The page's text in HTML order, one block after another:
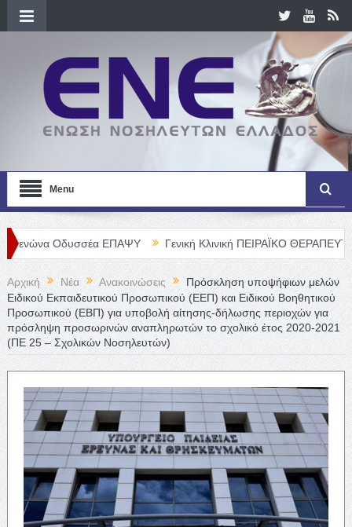
Menu
ΕΠΑΨΥ Γενική Κλινική ΠΕΙΡΑΪΚΟ ΘΕΡΑΠΕΥΤΗΡΙΟ Α. Ε.
Αρχική Νέα Ανακοινώσεις
Πρόσκληση υποψήφιων μελών
Ειδικού Εκπαιδευτικού Προσωπικού (ΕΕΠ) και Ειδικού Βοηθητικού
Προσωπικού (ΕΒΠ) για υποβολή αίτησης-δήλωσης περιοχών για
πρόσληψη προσωρινών αναπληρωτών το σχολικό έτος 2020-2021
(ΠΕ 25 – Σχολικών Νοσηλευτών)